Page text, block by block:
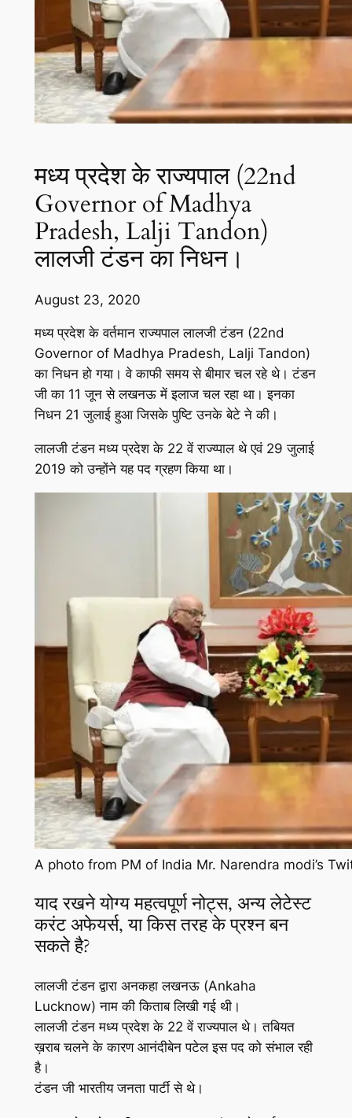
मध्य प्रदेश के राज्यपाल (22nd
Governor of Madhya
Pradesh, Lalji Tandon)
लालजी टंडन का निधन।
August 23, 2020
मध्य प्रदेश के वर्तमान राज्यपाल लालजी टंडन (22nd
Governor of Madhya Pradesh, Lalji Tandon)
का निधन हो गया। वे काफी समय से बीमार चल रहे थे। टंडन
जी का 11 जून से लखनऊ में इलाज चल रहा था। इनका
निधन 21 जुलाई हुआ जिसके पुष्टि उनके बेटे ने की।
लालजी टंडन मध्य प्रदेश के 22 वें राज्य्पाल थे एवं 29 जुलाई
2019 को उन्होंने यह पद ग्रहण किया था।
A photo from PM of India Mr. Narendra modi’s
याद रखने योग्य महत्वपूर्ण नोट्स, अन्य लेटेस्ट
करंट अफेयर्स, या किस तरह के प्रश्न बन
सकते है?
लालजी टंडन द्वारा अनकहा लखनऊ (Ankaha
Lucknow) नाम की किताब लिखी गई थी।
लालजी टंडन मध्य प्रदेश के 22 वें राज्यपाल थे। तबियत
ख़राब चलने के कारण आनंदीबेन पटेल इस पद को संभाल रही
है।
टंडन जी भारतीय जनता पार्टी से थे।